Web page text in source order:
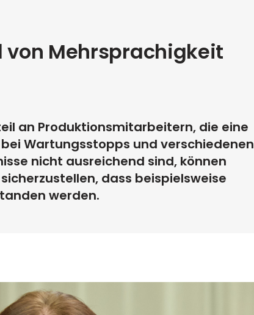
Mehrsprachigkeit
an Produktionsmitarbeitern, die eine
Wartungsstopps und verschiedenen
nicht ausreichend sind, können
dass beispielsweise
werden.